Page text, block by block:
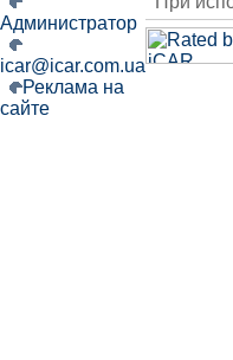
Администратор
icar@icar.com.ua
Реклама на
сайте